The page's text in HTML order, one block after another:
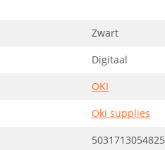
Zwart
Digitaal
OKI
Oki supplies
5031713054825